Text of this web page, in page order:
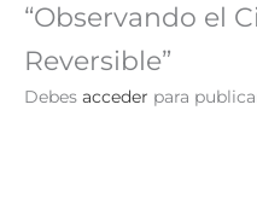
“Observando el
Reversible”
Debes acceder para